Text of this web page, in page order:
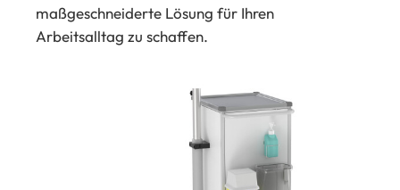
maßgeschneiderte Lösung für Ihren
Arbeitsalltag zu schaffen.